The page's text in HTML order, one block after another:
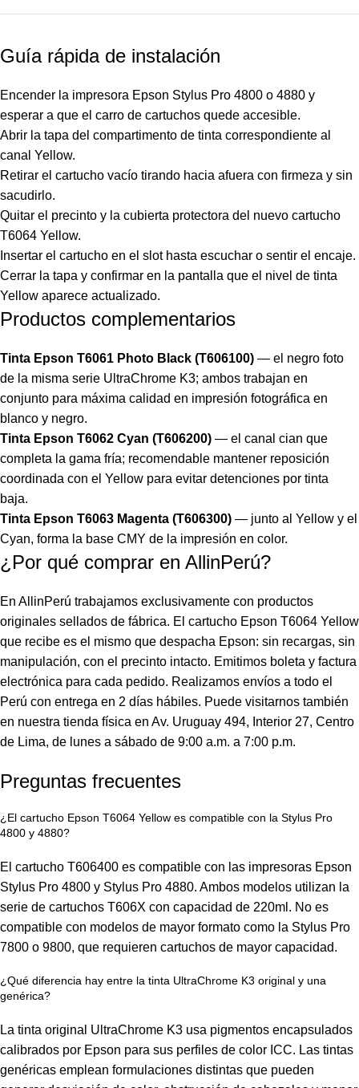
Guía rápida de instalación
Encender la impresora Epson Stylus Pro 4800 o 4880 y
esperar a que el carro de cartuchos quede accesible.
Abrir la tapa del compartimento de tinta correspondiente al
canal Yellow.
Retirar el cartucho vacío tirando hacia afuera con firmeza y sin
sacudirlo.
Quitar el precinto y la cubierta protectora del nuevo cartucho
T6064 Yellow.
Insertar el cartucho en el slot hasta escuchar o sentir el encaje.
Cerrar la tapa y confirmar en la pantalla que el nivel de tinta
Yellow aparece actualizado.
Productos complementarios
Tinta Epson T6061 Photo Black (T606100) — el negro foto
de la misma serie UltraChrome K3; ambos trabajan en
conjunto para máxima calidad en impresión fotográfica en
blanco y negro.
Tinta Epson T6062 Cyan (T606200) — el canal cian que
completa la gama fría; recomendable mantener reposición
coordinada con el Yellow para evitar detenciones por tinta
baja.
Tinta Epson T6063 Magenta (T606300) — junto al Yellow y el
Cyan, forma la base CMY de la impresión en color.
¿Por qué comprar en AllinPerú?
En AllinPerú trabajamos exclusivamente con productos
originales sellados de fábrica. El cartucho Epson T6064 Yellow
que recibe es el mismo que despacha Epson: sin recargas, sin
manipulación, con el precinto intacto. Emitimos boleta y factura
electrónica para cada pedido. Realizamos envíos a todo el
Perú con entrega en 2 días hábiles. Puede visitarnos también
en nuestra tienda física en Av. Uruguay 494, Interior 27, Centro
de Lima, de lunes a sábado de 9:00 a.m. a 7:00 p.m.
Preguntas frecuentes
¿El cartucho Epson T6064 Yellow es compatible con la Stylus Pro
4800 y 4880?
El cartucho T606400 es compatible con las impresoras Epson
Stylus Pro 4800 y Stylus Pro 4880. Ambos modelos utilizan la
serie de cartuchos T606X con capacidad de 220ml. No es
compatible con modelos de mayor formato como la Stylus Pro
7800 o 9800, que requieren cartuchos de mayor capacidad.
¿Qué diferencia hay entre la tinta UltraChrome K3 original y una
genérica?
La tinta original UltraChrome K3 usa pigmentos encapsulados
calibrados por Epson para sus perfiles de color ICC. Las tintas
genéricas emplean formulaciones distintas que pueden